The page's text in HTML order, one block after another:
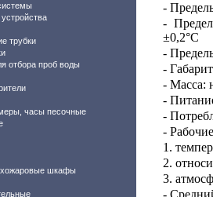
трубки
отбора проб воды
часы песочные
шкафы
-
-
±0,2°С
-
-
- Масса:
-
-
-
1.
2.
3.
-